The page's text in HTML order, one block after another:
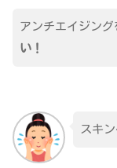
アンチエイジング
い！
スキ